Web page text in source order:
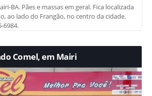
BA. Pães e massas em geral. Fica localizada
ao lado do Frangão, no centro da cidade.
6984.
Comel, em Mairi